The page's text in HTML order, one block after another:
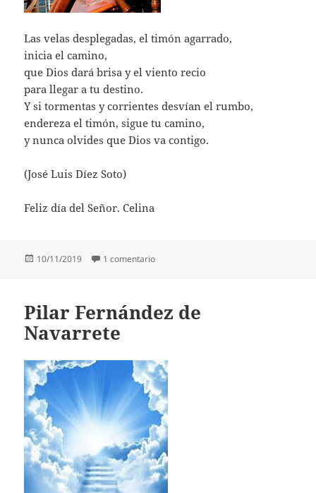
Las velas desplegadas, el timón agarrado,
inicia el camino,
que Dios dará brisa y el viento recio
para llegar a tu destino.
Y si tormentas y corrientes desvían el rumbo,
endereza el timón, sigue tu camino,
y nunca olvides que Dios va contigo.
(José Luis Díez Soto)
Feliz día del Señor. Celina
Publicado
10/11/2019 1 comentarioen José Luis Díez Soto
Pilar Fernández de
Navarrete